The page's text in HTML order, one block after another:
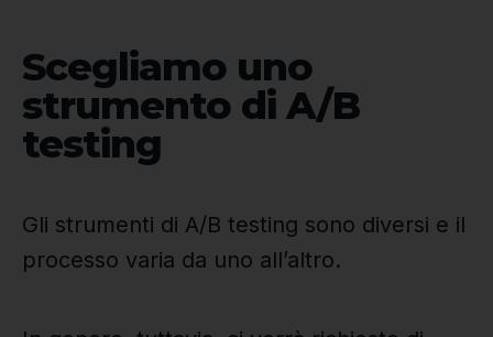
Scegliamo uno
strumento di A/B
testing
Gli strumenti di A/B testing sono diversi e il
processo varia da uno all’altro.